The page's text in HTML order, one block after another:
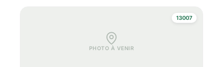
PHOTO À VENIR
13007